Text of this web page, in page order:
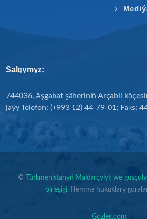
Salgymyz:
744036, Aşgabat şäheriniň Arçabil
jaýy Telefon: (+993 12) 44-79-01; Faks:
©
Türkmenistanyň Maldarçylyk we
birleşigi. Hemme hukuklary
Gozleg.com